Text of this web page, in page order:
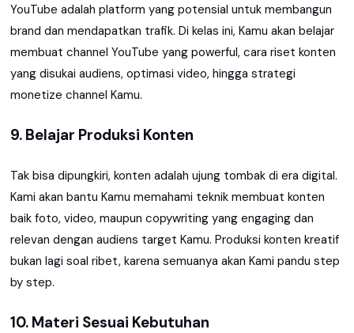
YouTube adalah platform yang potensial untuk membangun
brand dan mendapatkan trafik. Di kelas ini, Kamu akan belajar
membuat channel YouTube yang powerful, cara riset konten
yang disukai audiens, optimasi video, hingga strategi
monetize channel Kamu.
9. Belajar Produksi Konten
Tak bisa dipungkiri, konten adalah ujung tombak di era digital.
Kami akan bantu Kamu memahami teknik membuat konten
baik foto, video, maupun copywriting yang engaging dan
relevan dengan audiens target Kamu. Produksi konten kreatif
bukan lagi soal ribet, karena semuanya akan Kami pandu step
by step.
10. Materi Sesuai Kebutuhan